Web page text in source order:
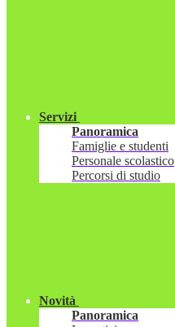
Servizi
Panoramica
Famiglie e studenti
Personale scolastico
Percorsi di studio
Novità
Panoramica